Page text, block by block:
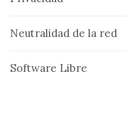
Neutralidad de la red
Software Libre